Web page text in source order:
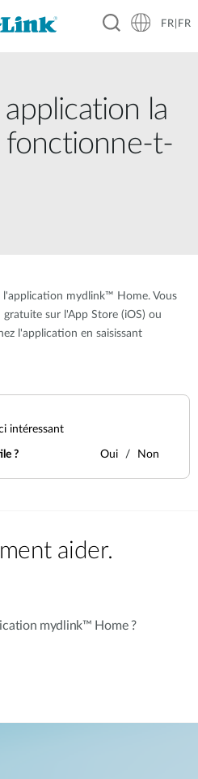
FR|FR
la
fonctionne-t-
mydlink™ Home. Vous
sur l'App Store (iOS) ou
l'application en saisissant
intéressant
? Oui Non
aider.
mydlink™ Home ?